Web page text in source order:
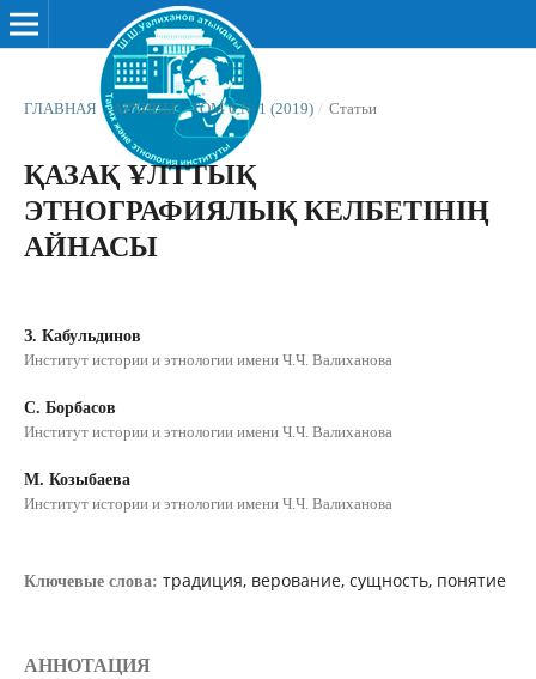
ГЛАВНАЯ / АРХИВЫ / ТОМ 6 № 1 (2019) / Статьи
ҚАЗАҚ ҰЛТТЫҚ
ЭТНОГРАФИЯЛЫҚ КЕЛБЕТІНІҢ
АЙНАСЫ
З. Кабульдинов
Институт истории и этнологии имени Ч.Ч. Валиханова
С. Борбасов
Институт истории и этнологии имени Ч.Ч. Валиханова
М. Козыбаева
Институт истории и этнологии имени Ч.Ч. Валиханова
Ключевые слова: традиция, верование, сущность, понятие
АННОТАЦИЯ